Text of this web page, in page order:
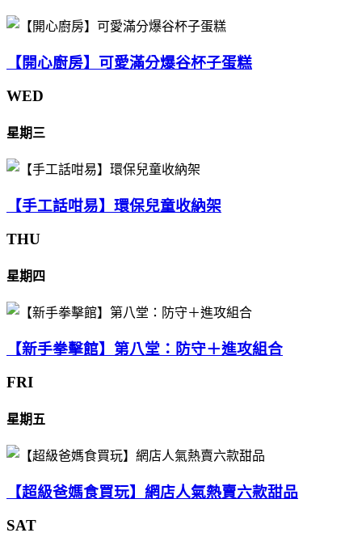
【開心廚房】可愛滿分爆谷杯子蛋糕
WED
星期三
【手工話咁易】環保兒童收納架
THU
星期四
【新手拳擊館】第八堂：防守＋進攻組合
FRI
星期五
【超級爸媽食買玩】網店人氣熱賣六款甜品
SAT